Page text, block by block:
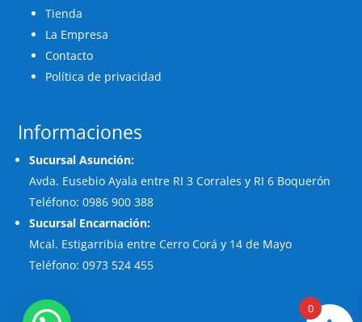
Tienda
La Empresa
Contacto
Política de privacidad
Informaciones
Sucursal Asunción:
Avda. Eusebio Ayala entre RI 3 Corrales y RI 6 Boquerón
Teléfono: 0986 900 388
Sucursal Encarnación:
Mcal. Estigarribia entre Cerro Corá y 14 de Mayo
Teléfono: 0973 524 455
0